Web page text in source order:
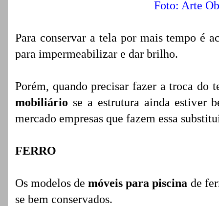
Foto: Arte
Para conservar a tela por mais tempo é
para impermeabilizar e dar brilho.
Porém, quando precisar fazer a troca do
mobiliário se a estrutura ainda estiver
mercado empresas que fazem essa
FERRO
Os modelos de móveis para piscina de
se bem conservados.